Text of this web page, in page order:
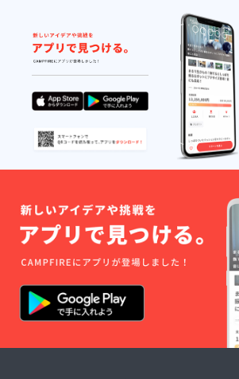
観、そして言葉を超え
て共に苦労と感動を共
有し、心と心との繋が
りを確実に産んできま
した。僕らなりの世界
平和へのきっかけを形
す。 関わってくれた
皆さま、ホントにあり
大きなギアが動き出し
たと思います。 そし
て以下は共に砂漠の劣
悪な環境を乗り越え、
素晴らしい作品を共に
創り上げた灯台チーム
Dearest Lighthouse
く、アメリカは展示会
などでの物品の一時輸
入は認めて無く、ウソ
とかごまかすと没収と
いうこともありえるら
しい。バーニングマン
はフェス=展示会扱い
になるようです。写真
れたりするそうです。
そもそもEMSで送って
しまうと、カルネは使
言われました。。。
もう自分で持って行っ
す！！ ミラーボー
ラーからもう1人、ア
メリカで更に2人と合
流して5人で制作に望
みます。そのメンバー
はまた後日、紹介した
いと思います。ウチコ